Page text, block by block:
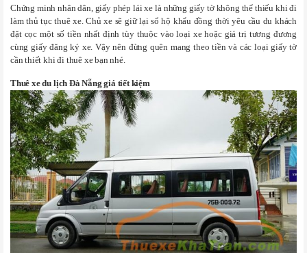
Chứng minh nhân dân, giấy phép lái xe là những giấy tờ không thể thiếu khi đi
làm thủ tục thuê xe. Chủ xe sẽ giữ lại sổ hộ khẩu đồng thời yêu cầu du khách
đặt cọc một số tiền nhất định tùy thuộc vào loại xe hoặc giá trị tương đương
cùng giấy đăng ký xe. Vậy nên đừng quên mang theo tiền và các loại giấy tờ
cần thiết khi đi thuê xe bạn nhé.
Thuê xe du lịch Đà Nẵng giá tiết kiệm